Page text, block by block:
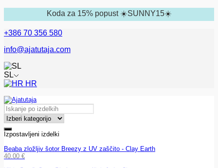
Koda za 15% popust ☀️SUNNY15☀️
+386 70 356 580
info@ajatutaja.com
SL
HR
Izpostavljeni izdelki
Beaba zložljiv šotor Breezy z UV zaščito - Clay Earth
40.00 €